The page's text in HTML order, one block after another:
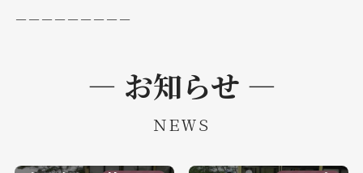
－－－－－－－－－
― お知らせ ―
ＮＥＷＳ